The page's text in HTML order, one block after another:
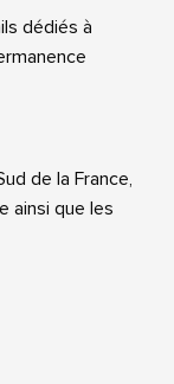
dédiés à
de la France,
ainsi que les